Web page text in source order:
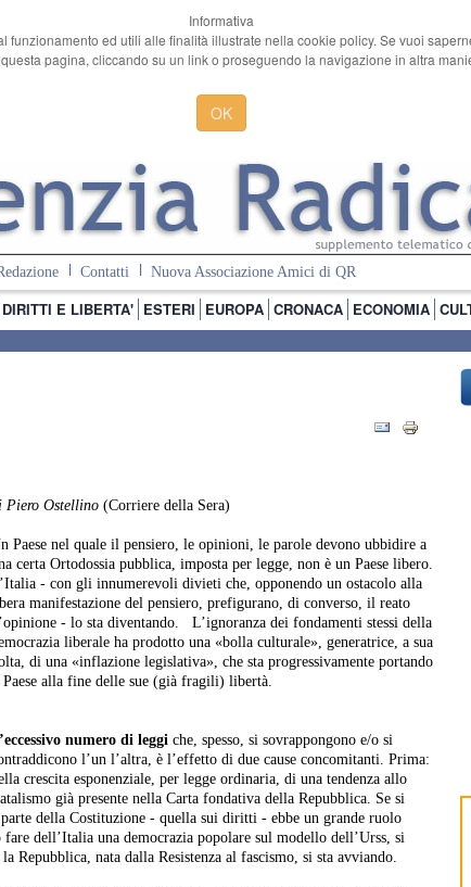
Informativa
ed utili alle finalità illustrate nella cookie policy. Se vuoi
pagina, cliccando su un link o proseguendo la navigazione in altra
OK
Contatti Nuova Associazione Amici di QR
DIRITTI E LIBERTA' ESTERI EUROPA CRONACA ECONOMIA
Piero Ostellino (Corriere della Sera)
Paese nel quale il pensiero, le opinioni, le parole devono ubbidire a
certa Ortodossia pubblica, imposta per legge, non è un Paese libero.
- con gli innumerevoli divieti che, opponendo un ostacolo alla
manifestazione del pensiero, prefigurano, di converso, il reato
- lo sta diventando. L’ignoranza dei fondamenti stessi della
liberale ha prodotto una «bolla culturale», generatrice, a sua
di una «inflazione legislativa», che sta progressivamente portando
alla fine delle sue (già fragili) libertà.
numero di leggi che, spesso, si sovrappongono e/o si
l’un l’altra, è l’effetto di due cause concomitanti. Prima:
crescita esponenziale, per legge ordinaria, di una tendenza allo
già presente nella Carta fondativa della Repubblica. Se si
della Costituzione - quella sui diritti - ebbe un grande ruolo
dell’Italia una democrazia popolare sul modello dell’Urss, si
Repubblica, nata dalla Resistenza al fascismo, si sta avviando.